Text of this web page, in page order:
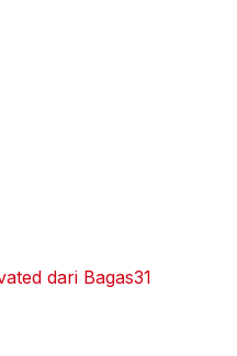
dari Bagas31